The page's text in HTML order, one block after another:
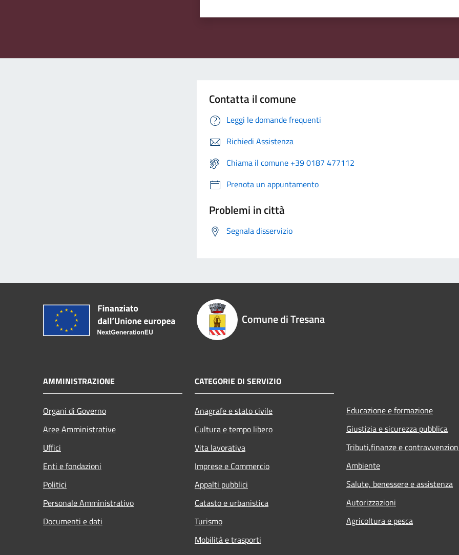
Contatta il comune
Leggi le domande frequenti
Richiedi Assistenza
Chiama il comune +39 0187 477112
Prenota un appuntamento
Problemi in città
Segnala disservizio
Comune di Tresana
AMMINISTRAZIONE
Organi di Governo
Aree Amministrative
Uffici
Enti e fondazioni
Politici
Personale Amministrativo
Documenti e dati
CATEGORIE DI SERVIZIO
Anagrafe e stato civile
Cultura e tempo libero
Vita lavorativa
Imprese e Commercio
Appalti pubblici
Catasto e urbanistica
Turismo
Mobilità e trasporti
Educazione e formazione
Giustizia e sicurezza pubblica
Tributi,finanze e
Ambiente
Salute, benessere e assistenza
Autorizzazioni
Agricoltura e pesca